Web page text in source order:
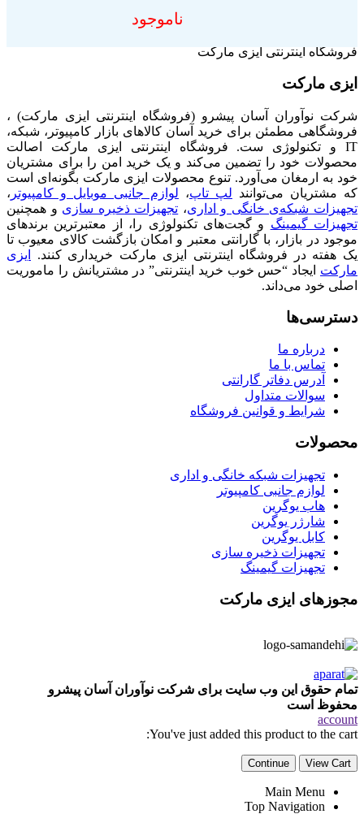
ناموجود
فروشگاه اینترنتی ایزی مارکت
ایزی مارکت
شرکت نوآوران آسان پیشرو (فروشگاه اینترنتی ایزی مارکت) ،
فروشگاهی مطمئن برای خرید آسان کالاهای بازار کامپیوتر، شبکه،
IT و تکنولوژی ست. فروشگاه اینترنتی ایزی مارکت اصالت
محصولات خود را تضمین می‌کند و یک خرید امن را برای مشتریان
خود به ارمغان می‌آورد. تنوع محصولات ایزی مارکت بگونه‌ای است
که مشتریان می‌توانند لپ تاپ، لوازم جانبی موبایل و کامپیوتر ،
تجهیزات شبکه‌ی خانگی و اداری، تجهیزات ذخیره سازی و همچنین
تجهیزات گیمینگ و گجت‌های تکنولوژی را، از معتبرترین برندهای
موجود در بازار، با گارانتی معتبر و امکان بازگشت کالای معیوب تا
یک هفته در فروشگاه اینترنتی ایزی مارکت خریداری کنند.
ایزی
مارکت ایجاد “حس خوب خرید اینترنتی” در مشتریانش را ماموریت
اصلی خود می‌داند.
دسترسی‌ها
درباره ما
تماس با ما
آدرس دفاتر گارانتی
سوالات متداول
شرایط و قوانین فروشگاه
محصولات
تجهیزات شبکه خانگی و اداری
لوازم جانبی کامپیوتر
هاب یوگرین
شارژر یوگرین
کابل یوگرین
تجهیزات ذخیره سازی
تجهیزات گیمینگ
مجوزهای ایزی مارکت
تمام حقوق این وب سایت برای شرکت نوآوران آسان پیشرو
محفوظ است
account
You've just added this product to the cart:
View Cart
Continue
Main Menu
Top Navigation